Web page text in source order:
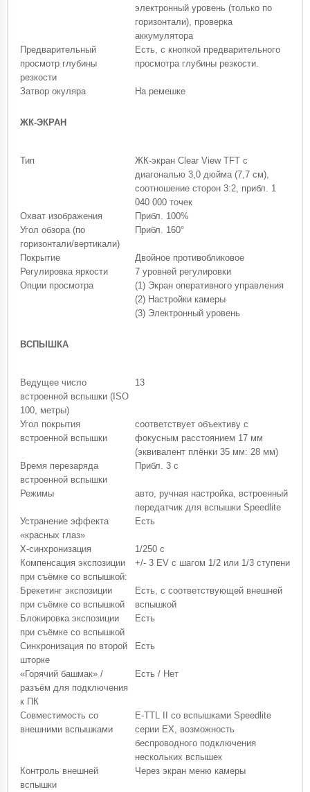
электронный уровень (только по
горизонтали), проверка
аккумулятора
Предварительный
просмотр глубины
резкости
Есть, с кнопкой предварительного
просмотра глубины резкости.
Затвор окуляра На ремешке
ЖК-ЭКРАН
Тип
ЖК-экран Clear View TFT с
диагональю 3,0 дюйма (7,7 см),
соотношение сторон 3:2, прибл. 1
040 000 точек
Охват изображения
Прибл. 100%
Угол обзора (по
горизонтали/вертикали)
Прибл. 160°
Покрытие
Двойное противобликовое
Регулировка яркости
7 уровней регулировки
Опции просмотра
(1) Экран оперативного управления
(2) Настройки камеры
(3) Электронный уровень
ВСПЫШКА
Ведущее число
встроенной вспышки (ISO
100, метры)
13
Угол покрытия
встроенной вспышки
соответствует объективу с
фокусным расстоянием 17 мм
(эквивалент плёнки 35 мм: 28 мм)
Время перезаряда
встроенной вспышки
Прибл. 3 с
Режимы
авто, ручная настройка, встроенный
передатчик для вспышки Speedlite
Устранение эффекта
«красных глаз»
Есть
X-синхронизация
1/250 с
Компенсация экспозиции
при съёмке со вспышкой:
+/- 3 EV с шагом 1/2 или 1/3 ступени
Брекетинг экспозиции
при съёмке со вспышкой
Есть, с соответствующей внешней
вспышкой
Блокировка экспозиции
при съёмке со вспышкой
Есть
Синхронизация по второй
шторке
Есть
«Горячий башмак» /
разъём для подключения
к ПК
Есть / Нет
Совместимость со
внешними вспышками
E-TTL II со вспышками Speedlite
серии EX, возможность
беспроводного подключения
нескольких вспышек
Контроль внешней
вспышки
Через экран меню камеры